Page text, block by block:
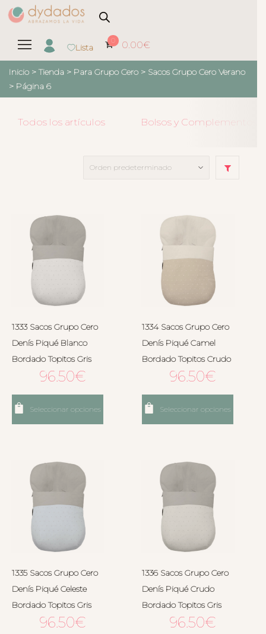
Lista
0 0.00€
Inicio > Tienda > Para Grupo Cero > Sacos Grupo Cero Verano
> Página 6
Todos los artículos Bolsos y Complementos
1333 Sacos Grupo Cero
Denís Piqué Blanco
Bordado Topitos Gris
96.50€
Seleccionar opciones
1334 Sacos Grupo Cero
Denís Piqué Camel
Bordado Topitos Crudo
96.50€
Seleccionar opciones
1335 Sacos Grupo Cero
Denís Piqué Celeste
Bordado Topitos Gris
96.50€
1336 Sacos Grupo Cero
Denís Piqué Crudo
Bordado Topitos Gris
96.50€